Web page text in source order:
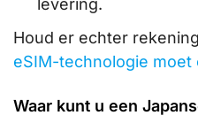
levering.
Houd er echter
eSIM-technologie moet
Waar kunt u een